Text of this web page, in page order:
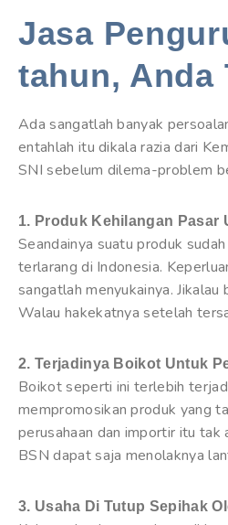
Jasa
tahun, Anda
Ada sangatlah banyak
entahlah itu dikala razia dari
SNI sebelum dilema-problem
1. Produk Kehilangan Pasar
Seandainya suatu produk
terlarang di Indonesia.
sangatlah menyukainya.
Walau hakekatnya setelah
2. Terjadinya Boikot Untuk
Boikot seperti ini terlebih
mempromosikan produk yang
perusahaan dan importir itu tak
BSN dapat saja menolaknya
3. Usaha Di Tutup Sepihak